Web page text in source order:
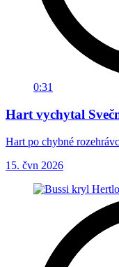
0:31
Hart vychytal
Hart po chybné
15. čvn 2026